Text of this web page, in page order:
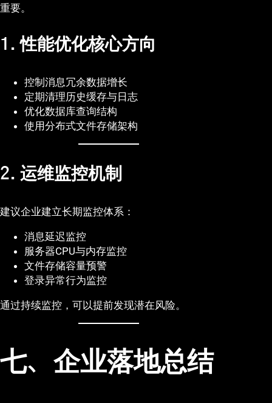
重要。
1. 性能优化核心方向
控制消息冗余数据增长
定期清理历史缓存与日志
优化数据库查询结构
使用分布式文件存储架构
2. 运维监控机制
建议企业建立长期监控体系：
消息延迟监控
服务器CPU与内存监控
文件存储容量预警
登录异常行为监控
通过持续监控，可以提前发现潜在风险。
七、企业落地总结